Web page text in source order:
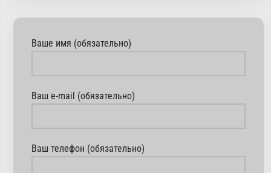
Ваше имя (обязательно)
Ваш e-mail (обязательно)
Ваш телефон (обязательно)